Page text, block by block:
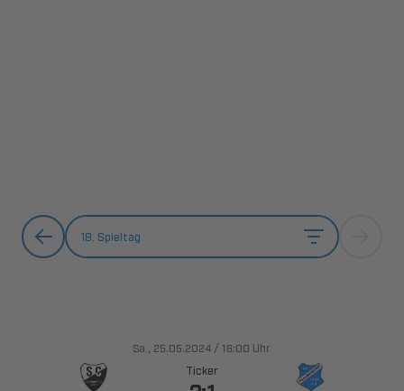
18. Spieltag
.,  / Uhr
Ticker